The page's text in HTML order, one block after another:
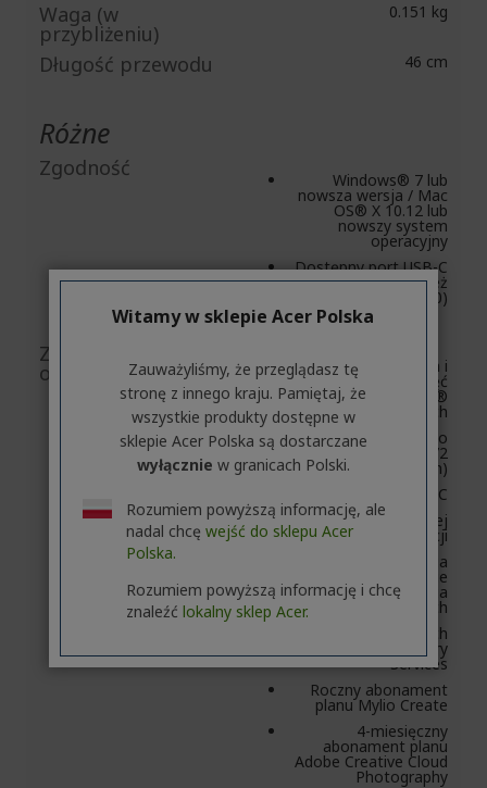
Waga (w
przybliżeniu)
0.151 kg
Długość przewodu 46 cm
Różne
Zgodność Windows® 7 lub
nowsza wersja / Mac
OS® X 10.12 lub
nowszy system
operacyjny
Dostępny port USB-C
(kompatybilny również
z USB 3.0)
Zawartość
opakowania Przenośna i
bezpieczna pamięć
masowa Seagate®
Ultra Touch
Kabel USB-C o
długości 18 cali (45,72
cm)
Adapter USB-C
Instrukcja szybkiej
instalacji
Dostępne do pobrania
oprogramowanie
Toolkit do tworzenia
kopii zapasowych
Odzyskiwanie danych
Rescue Data Recovery
Services
Roczny abonament
planu Mylio Create
4-miesięczny
abonament planu
Adobe Creative Cloud
Photography
Witamy w sklepie Acer Polska
Zauważyliśmy, że przeglądasz tę
stronę z innego kraju. Pamiętaj, że
wszystkie produkty dostępne w
sklepie Acer Polska są dostarczane
wyłącznie w granicach Polski.
Rozumiem powyższą informację, ale
nadal chcę wejść do sklepu Acer
Polska.
Rozumiem powyższą informację i chcę
znaleźć lokalny sklep Acer.